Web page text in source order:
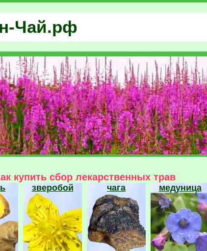
Чай.рф
купить сбор лекарственных трав
зверобой чага медуница